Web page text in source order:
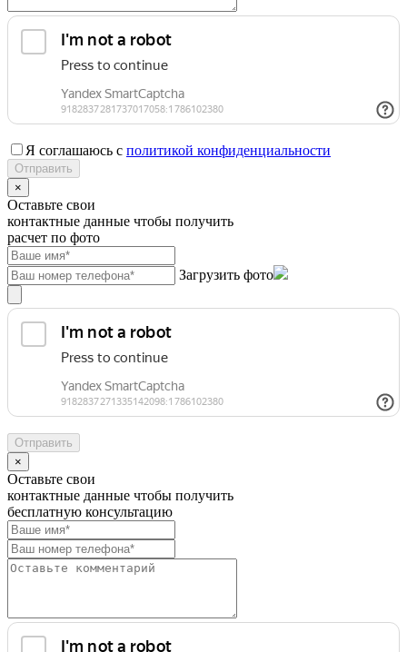
Я соглашаюсь с политикой конфиденциальности
×
Оставьте свои
контактные данные чтобы получить
расчет по фото
Загрузить фото
×
Оставьте свои
контактные данные чтобы получить
бесплатную консультацию